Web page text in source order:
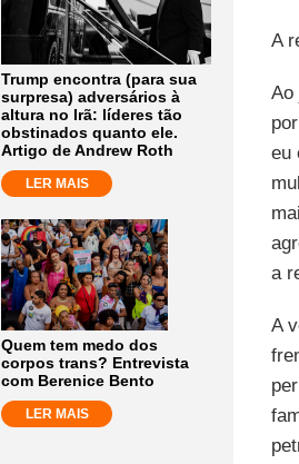
Trump encontra (para sua
surpresa) adversários à
altura no Irã: líderes tão
obstinados quanto ele.
Artigo de Andrew Roth
LER MAIS
Quem tem medo dos
corpos trans? Entrevista
com Berenice Bento
LER MAIS
A
Ao
eu
a
A